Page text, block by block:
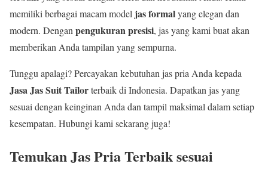
memiliki berbagai macam model jas formalyang elegan dan
modern. Dengan pengukuran presisi, jas yang kami buat akan
memberikan Anda tampilan yang sempurna.
Tunggu apalagi? Percayakan kebutuhan jas pria Anda kepada
Jasa Jas Suit Tailorterbaik di Indonesia. Dapatkan jas yang
sesuai dengan keinginan Anda dan tampil maksimal dalam setiap
kesempatan. Hubungi kami sekarang juga!
Temukan Jas Pria Terbaik sesuai